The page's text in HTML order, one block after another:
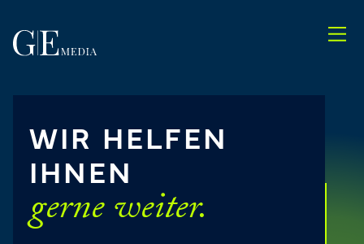
WIR HELFEN
IHNEN
gerne weiter.